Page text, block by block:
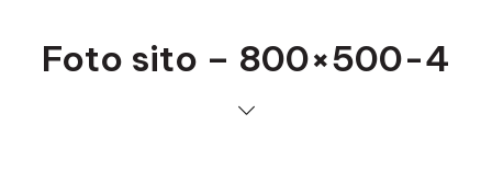
Foto sito – 800×500-4